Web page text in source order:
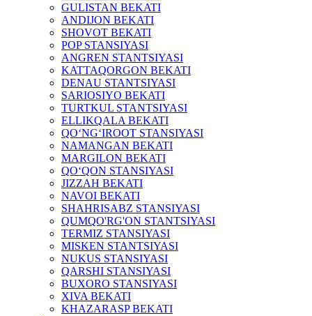
GULISTAN BEKATI
ANDIJON BEKATI
SHOVOT BEKATI
POP STANSIYASI
ANGREN STANTSIYASI
KATTAQORGON BEKATI
DENAU STANTSIYASI
SARIOSIYO BEKATI
TURTKUL STANTSIYASI
ELLIKQALA BEKATI
QO‘NG‘IROOT STANSIYASI
NAMANGAN BEKATI
MARGILON BEKATI
QO‘QON STANSIYASI
JIZZAH BEKATI
NAVOI BEKATI
SHAHRISABZ STANSIYASI
QUMQO'RG'ON STANTSIYASI
TERMIZ STANSIYASI
MISKEN STANTSIYASI
NUKUS STANSIYASI
QARSHI STANSIYASI
BUXORO STANSIYASI
XIVA BEKATI
KHAZARASP BEKATI